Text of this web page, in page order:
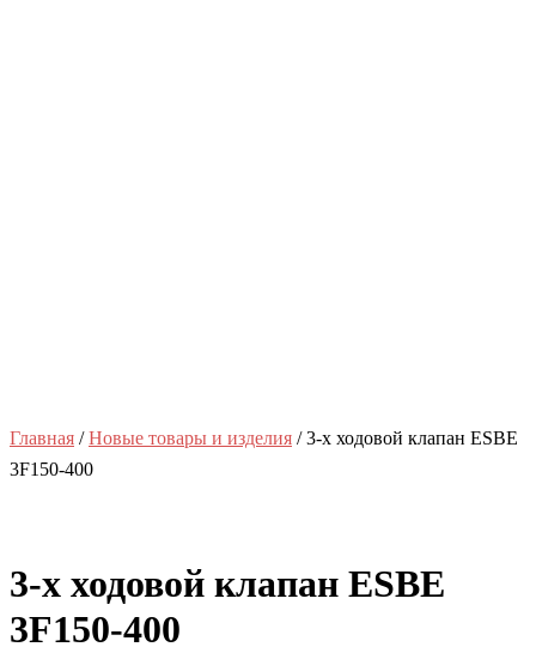
Главная /Новые товары и изделия / 3-х ходовой клапан ESBE
3F150-400
3-х ходовой клапан ESBE
3F150-400